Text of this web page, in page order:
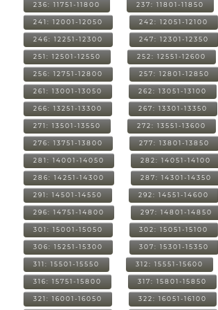
236: 11751-11800 237: 11801-11850
241: 12001-12050 242: 12051-12100
246: 12251-12300 247: 12301-12350
251: 12501-12550 252: 12551-12600
256: 12751-12800 257: 12801-12850
261: 13001-13050 262: 13051-13100
266: 13251-13300 267: 13301-13350
271: 13501-13550 272: 13551-13600
276: 13751-13800 277: 13801-13850
281: 14001-14050 282: 14051-14100
286: 14251-14300 287: 14301-14350
291: 14501-14550 292: 14551-14600
296: 14751-14800 297: 14801-14850
301: 15001-15050 302: 15051-15100
306: 15251-15300 307: 15301-15350
311: 15501-15550 312: 15551-15600
316: 15751-15800 317: 15801-15850
321: 16001-16050 322: 16051-16100